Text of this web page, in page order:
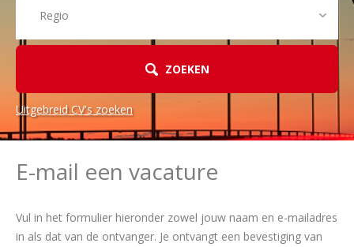
ZOEKEN
Uitgebreid CV's zoeken
E-mail een vacature
Vul in het formulier hieronder zowel jouw naam en e-mailadres
in als dat van de ontvanger. Je ontvangt een bevestiging van